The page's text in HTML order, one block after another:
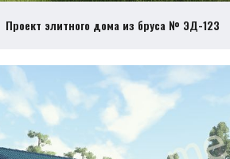
Проект элитного дома из бруса № ЭД-123